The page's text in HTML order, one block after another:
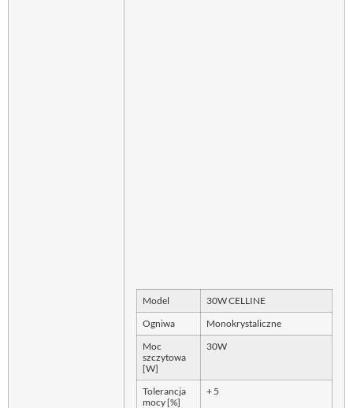
Model 30W CELLINE
Ogniwa Monokrystaliczne
Moc
szczytowa
[W]
30W
Tolerancja
mocy [%]
+ 5